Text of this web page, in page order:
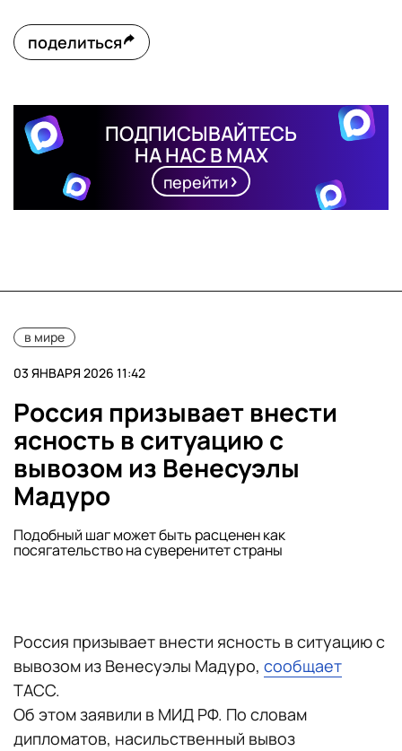
поделиться
ПОДПИСЫВАЙТЕСЬ
НА НАС В MAX
перейти
в мире
03 ЯНВАРЯ 2026 11:42
Россия призывает внести
ясность в ситуацию с
вывозом из Венесуэлы
Мадуро
Подобный шаг может быть расценен как
посягательство на суверенитет страны
Россия призывает внести ясность в ситуацию с
вывозом из Венесуэлы Мадуро, сообщает
ТАСС.
Об этом заявили в МИД РФ. По словам
дипломатов, насильственный вывоз